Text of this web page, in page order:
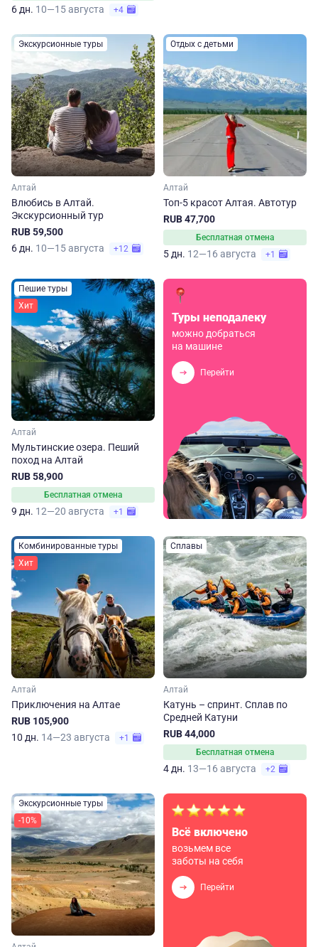
6 дн. 10—15 августа +4
Экскурсионные туры
Алтай
Влюбись в Алтай.
Экскурсионный тур
RUB 59,500
6 дн. 10—15 августа +12
Отдых с детьми
Алтай
Топ-5 красот Алтая. Автотур
RUB 47,700
Бесплатная отмена
5 дн. 12—16 августа +1
Пешие туры
Хит
Алтай
Мультинские озера. Пеший
поход на Алтай
RUB 58,900
Бесплатная отмена
9 дн. 12—20 августа +1
Туры неподалеку
можно добраться
на машине
Перейти
Комбинированные туры
Хит
Алтай
Приключения на Алтае
RUB 105,900
10 дн. 14—23 августа +1
Сплавы
Алтай
Катунь – спринт. Сплав по
Средней Катуни
RUB 44,000
Бесплатная отмена
4 дн. 13—16 августа +2
Экскурсионные туры
-10%
Всё включено
возьмем все
заботы на себя
Перейти